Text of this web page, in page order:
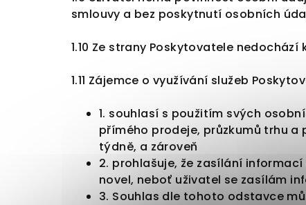
smlouvy a bez poskytnutí osobních
1.10 Ze strany Poskytovatele
1.11 Zájemce o využívání služeb
1. souhlasí s použitím svých
přímého prodeje, průzkumů trhu
týdně, a zároveň
2. prohlašuje, že zasílání informací
novel, neboť uživatel se zasílám
3. Souhlas dle tohoto odstavce